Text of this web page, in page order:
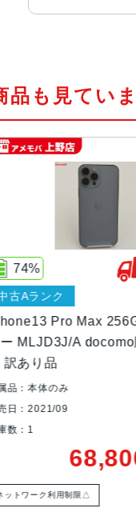
カラー
容量
液晶
防沫性能、耐水
能、防塵性能
カメラ
TrueDepthカ
生体認証
品も見てい
Pro Max
MLJD3J/A docomo
訳あり品
74%
古Aランク
品：本体のみ
日：2021/09
数：1
ットワーク利用制限△